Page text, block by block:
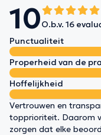
10O.b.v. 16
Punctualiteit
Properheid van de
Hoffelijkheid
Vertrouwen en
topprioriteit. Daarom
zorgen dat elke